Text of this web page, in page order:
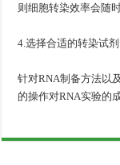
则细胞转染效率会随
4.选择合适的转染试剂
针对RNA制备方法以
的操作对RNA实验的